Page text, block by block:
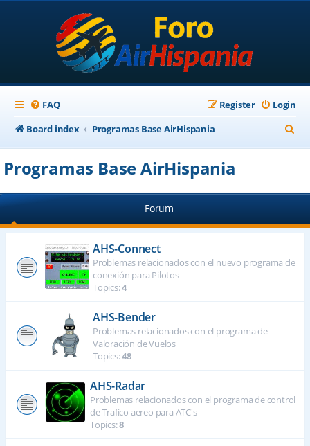
FAQ Login
Register
Board index
Programas Base AirHispania
e
h
Programas Base AirHispania
Forum
AHS-Connect
Problemas relacionados con el nuevo programa de
conexión para Pilotos
Topics:4
AHS-Bender
Problemas relacionados con el programa de
Valoración de Vuelos
Topics:48
AHS-Radar
Problemas relacionados con el programa de control
de Trafico aereo para ATC's
Topics:8